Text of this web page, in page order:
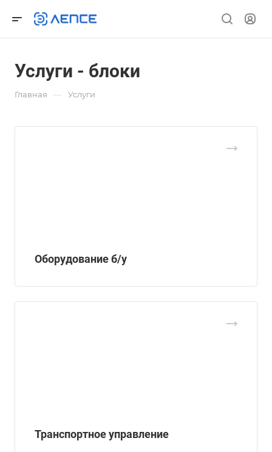
Услуги - блоки
Главная — Услуги
Оборудование б/у
Транспортное управление